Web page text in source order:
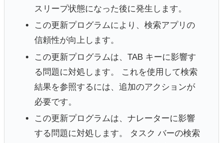
スリープ状態になった後に発生します。
この更新プログラムにより、検索アプリの
信頼性が向上します。
この更新プログラムは、TAB キーに影響す
る問題に対処します。 これを使用して検索
結果を参照するには、追加のアクションが
必要です。
この更新プログラムは、ナレーターに影響
する問題に対処します。 タスク バーの検索